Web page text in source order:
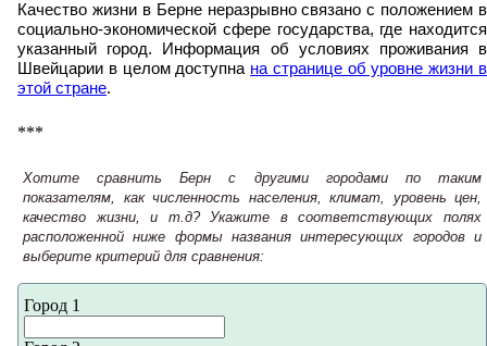
Качество жизни в Берне неразрывно связано с положением в
социально-экономической сфере государства, где находится
указанный город. Информация об условиях проживания в
Швейцарии в целом доступна на странице об уровне жизни в
этой стране.
***
Хотите сравнить Берн с другими городами по таким
показателям, как численность населения, климат, уровень цен,
качество жизни, и т.д? Укажите в соответствующих полях
расположенной ниже формы названия интересующих городов и
выберите критерий для сравнения:
Город 1